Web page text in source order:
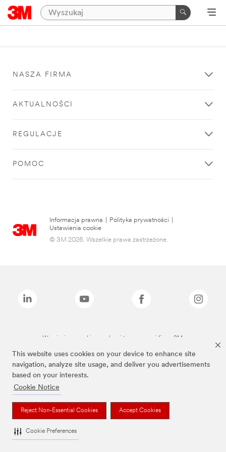
This website uses cookies on your device to enhance site
navigation, analyze site usage, and deliver you advertisements
based on your interests.
Cookie Notice
Reject Non-Essential Cookies Accept Cookies
Cookie Preferences
NASZA FIRMA
AKTUALNOŚCI
REGULACJE
POMOC
Informacja prawna Polityka prywatności
Ustawienia cookie
© 3M 2026. Wszelkie prawa zastrzeżone.
Wymienione marki są znakami towarowymi firmy 3M.